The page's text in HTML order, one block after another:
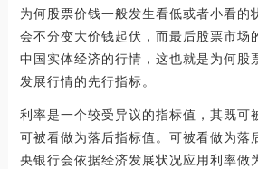
为何股票价钱一般发生看低或者小看的
会不分变大价钱起伏，而最后股票市场
中国实体经济的行情，这也就是为何股
发展行情的先行指标。
利率是一个较受异议的指标值，其既可
可被看做为落后指标值。可被看做为落
央银行会依据经济发展状况应用利率做